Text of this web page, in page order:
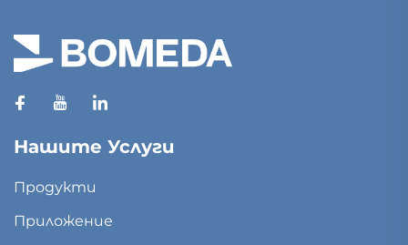
Нашите Услуги
Продукти
Приложение